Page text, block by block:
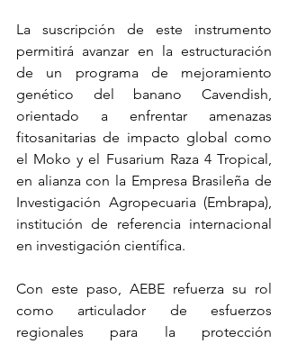
La suscripción de este instrumento
permitirá avanzar en la estructuración
de un programa de mejoramiento
genético del banano Cavendish,
orientado a enfrentar amenazas
fitosanitarias de impacto global como
el Moko y el Fusarium Raza 4 Tropical,
en alianza con la Empresa Brasileña de
Investigación Agropecuaria (Embrapa),
institución de referencia internacional
en investigación científica.
Con este paso, AEBE refuerza su rol
como articulador de esfuerzos
regionales para la protección